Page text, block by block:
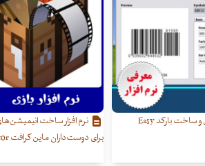
نرم افزار طراحی و ساخت بارکد Easy
نرم افزار ساخت
برای دوست‌داران ماین کرافت Mine-Imator